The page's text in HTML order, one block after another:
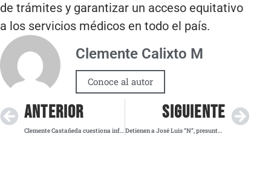
de trámites y garantizar un acceso equitativo
a los servicios médicos en todo el país.
Clemente Calixto M
Conoce al autor
ANTERIOR
Clemente Castañeda cuestiona informe presidencial por “ocultar irregularidades”
SIGUIENTE
Detienen a José Luis “N”, presunto cabecilla de secuestro y tráfico de personas en Durango